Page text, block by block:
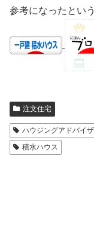
参考になったとい
注文住宅
ハウジングアドバイ
積水ハウス